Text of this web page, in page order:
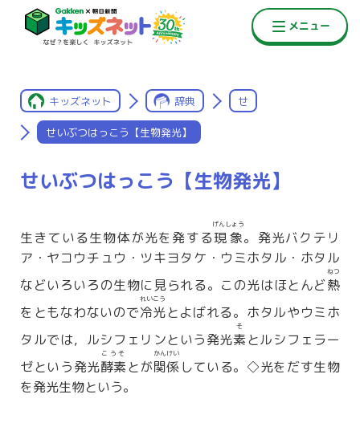
キッズネット 辞典 せ
せいぶつはっこう【生物発光】
せいぶつはっこう【生物発光】
生きている生物体が光を発する現象
げんしょう
。発光バクテリ
ア・ヤコウチュウ・ツキヨタケ・ウミホタル・ホタル
などいろいろの生物に見られる。この光はほとんど熱
ねつ
をともなわないので冷光
れいこう
とよばれる。ホタルやウミホ
タルでは，ルシフェリンという発光素
そ
とルシフェラー
ゼという発光酵素
こうそ
とが関係
かんけい
している。◇光をだす生物
を発光生物という。